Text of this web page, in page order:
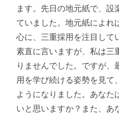
ます。先日の地元紙で、
ていました。地元紙によれ
心に、三重採用を注目して
素直に言いますが、私は三
りませんでした。ですが
用を学び続ける姿勢を見て
ようになりました。あなた
いと思いますか？また、あ